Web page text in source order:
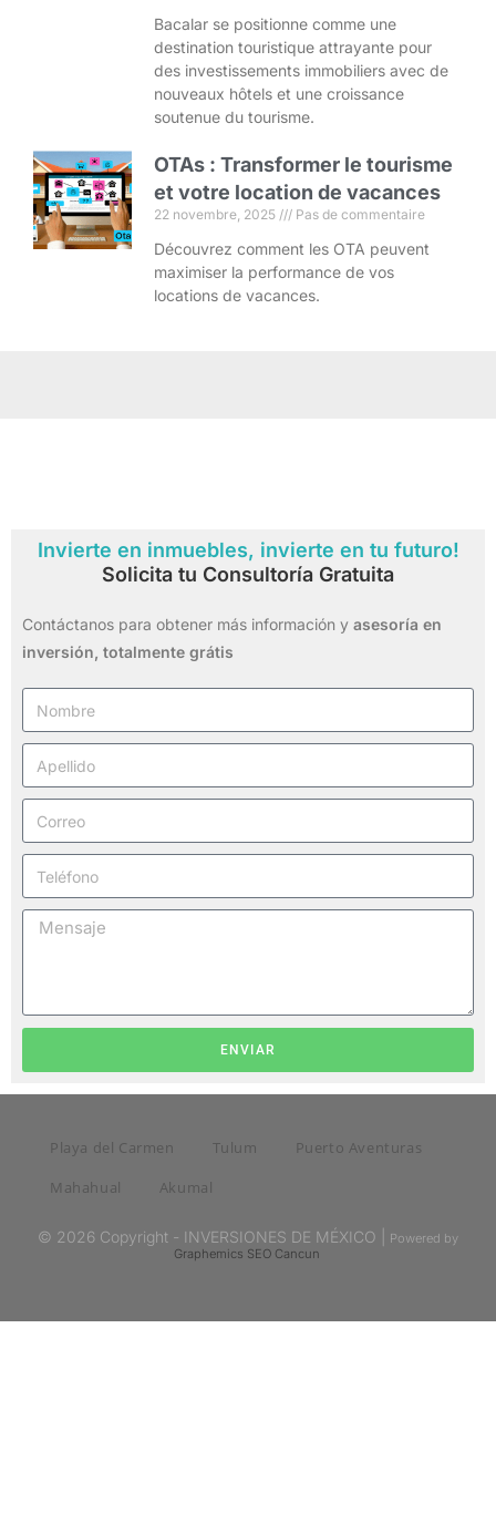
Bacalar se positionne comme une
destination touristique attrayante pour
des investissements immobiliers avec de
nouveaux hôtels et une croissance
soutenue du tourisme.
OTAs : Transformer le tourisme
et votre location de vacances
22 novembre, 2025 Pas de commentaire
Découvrez comment les OTA peuvent
maximiser la performance de vos
locations de vacances.
Invierte en inmuebles, invierte en tu futuro!
Solicita tu Consultoría Gratuita
Contáctanos para obtener más información y asesoría en
inversión, totalmente grátis
ENVIAR
Playa del Carmen Tulum
Puerto Aventuras
Mahahual
Akumal
© 2026 Copyright - INVERSIONES DE MÉXICO |
Powered by
Graphemics SEO Cancun